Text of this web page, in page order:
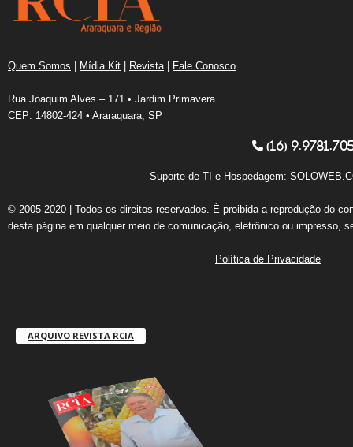
Quem Somos | Mídia Kit | Revista | Fale Conosco
Rua Joaquim Alves – 171 • Jardim Primavera
CEP: 14802-424 • Araraquara, SP
(16)
Suporte de TI e Hospedagem:
© 2005-2020 | Todos os direitos reservados. É proibida a reprodução do
desta página em qualquer meio de comunicação, eletrônico ou impresso,
Política de Privacidade
ARQUIVO REVISTA RCIA